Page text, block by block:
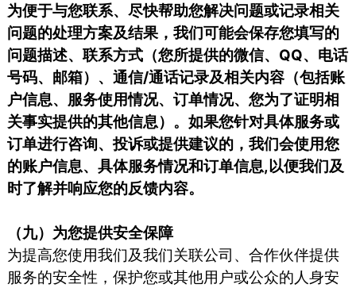
为便于与您联系、尽快帮助您解决问题或记录相关
问题的处理方案及结果，我们可能会保存您填写的
问题描述、联系方式（您所提供的微信、QQ、电话
号码、邮箱）、通信/通话记录及相关内容（包括账
户信息、服务使用情况、订单情况、您为了证明相
关事实提供的其他信息）。如果您针对具体服务或
订单进行咨询、投诉或提供建议的，我们会使用您
的账户信息、具体服务情况和订单信息,以便我们及
时了解并响应您的反馈内容。
（九）为您提供安全保障
为提高您使用我们及我们关联公司、合作伙伴提供
服务的安全性，保护您或其他用户或公众的人身安